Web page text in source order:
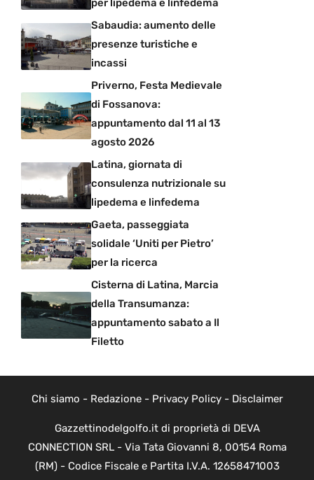
per lipedema e linfedema
Sabaudia: aumento delle
presenze turistiche e
incassi
Priverno, Festa Medievale
di Fossanova:
appuntamento dal 11 al 13
agosto 2026
Latina, giornata di
consulenza nutrizionale su
lipedema e linfedema
Gaeta, passeggiata
solidale ‘Uniti per Pietro’
per la ricerca
Cisterna di Latina, Marcia
della Transumanza:
appuntamento sabato a Il
Filetto
Chi siamo - Redazione- Privacy Policy- Disclaimer
Gazzettinodelgolfo.it di proprietà di DEVA
CONNECTION SRL - Via Tata Giovanni 8, 00154 Roma
(RM) - Codice Fiscale e Partita I.V.A. 12658471003